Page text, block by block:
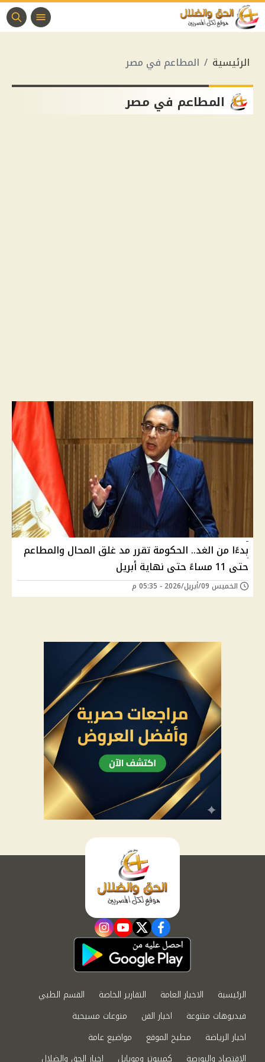
الرئيسية المطاعم في مصر
المطاعم في مصر
بدءًا من الغد.. الحكومة تقرر مد غلق المحال والمطاعم
حتى 11 مساءً حتى نهاية أبريل
الخميس 09/أبريل/2026 - 05:35 م
facebook
twitter
youtube
instagram
الرئيسية الاخبار العامة التقارير الخاصة
القسم الطبي
فيديوهات متنوعة
اخبار الفن
منوعات مسيحية
اخبار الرياضة
مطبخ الموقع
مواضيع عامة
الاقتصاد والبورصة
كمبيوتر وموبايل اخبار الحق والضلال